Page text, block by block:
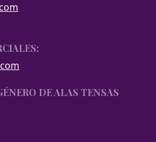
DE ALAS TENSAS